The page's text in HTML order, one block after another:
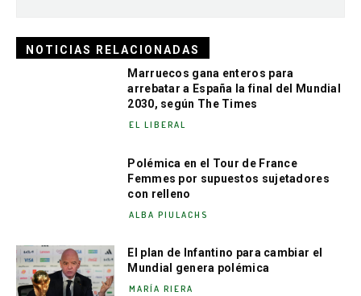
NOTICIAS RELACIONADAS
Marruecos gana enteros para
arrebatar a España la final del Mundial
2030, según The Times
EL LIBERAL
Polémica en el Tour de France
Femmes por supuestos sujetadores
con relleno
ALBA PIULACHS
El plan de Infantino para cambiar el
Mundial genera polémica
MARÍA RIERA